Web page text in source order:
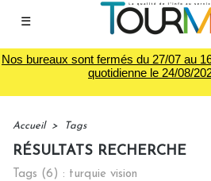
☰
Nos bureaux sont fermés du 27/07 au
quotidienne le 24/08/
Accueil > Tags
RÉSULTATS RECHERCHE
Tags (6) : turquie vision